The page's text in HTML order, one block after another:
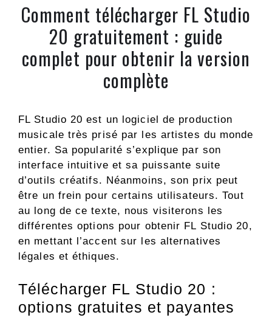
Comment télécharger FL Studio
20 gratuitement : guide
complet pour obtenir la version
complète
FL Studio 20 est un logiciel de production
musicale très prisé par les artistes du monde
entier. Sa popularité s’explique par son
interface intuitive et sa puissante suite
d’outils créatifs. Néanmoins, son prix peut
être un frein pour certains utilisateurs. Tout
au long de ce texte, nous visiterons les
différentes options pour obtenir FL Studio 20,
en mettant l’accent sur les alternatives
légales et éthiques.
Télécharger FL Studio 20 :
options gratuites et payantes